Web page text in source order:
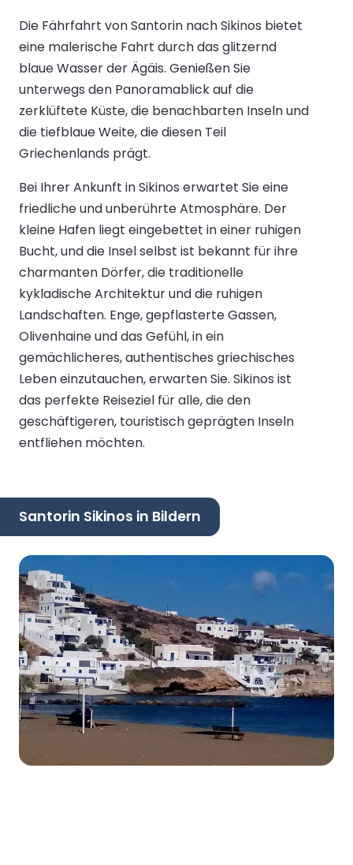
Die Fährfahrt von Santorin nach Sikinos bietet
eine malerische Fahrt durch das glitzernd
blaue Wasser der Ägäis. Genießen Sie
unterwegs den Panoramablick auf die
zerklüftete Küste, die benachbarten Inseln und
die tiefblaue Weite, die diesen Teil
Griechenlands prägt.
Bei Ihrer Ankunft in Sikinos erwartet Sie eine
friedliche und unberührte Atmosphäre. Der
kleine Hafen liegt eingebettet in einer ruhigen
Bucht, und die Insel selbst ist bekannt für ihre
charmanten Dörfer, die traditionelle
kykladische Architektur und die ruhigen
Landschaften. Enge, gepflasterte Gassen,
Olivenhaine und das Gefühl, in ein
gemächlicheres, authentisches griechisches
Leben einzutauchen, erwarten Sie. Sikinos ist
das perfekte Reiseziel für alle, die den
geschäftigeren, touristisch geprägten Inseln
entfliehen möchten.
Santorin Sikinos in Bildern